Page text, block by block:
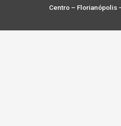
Centro – Florianópolis